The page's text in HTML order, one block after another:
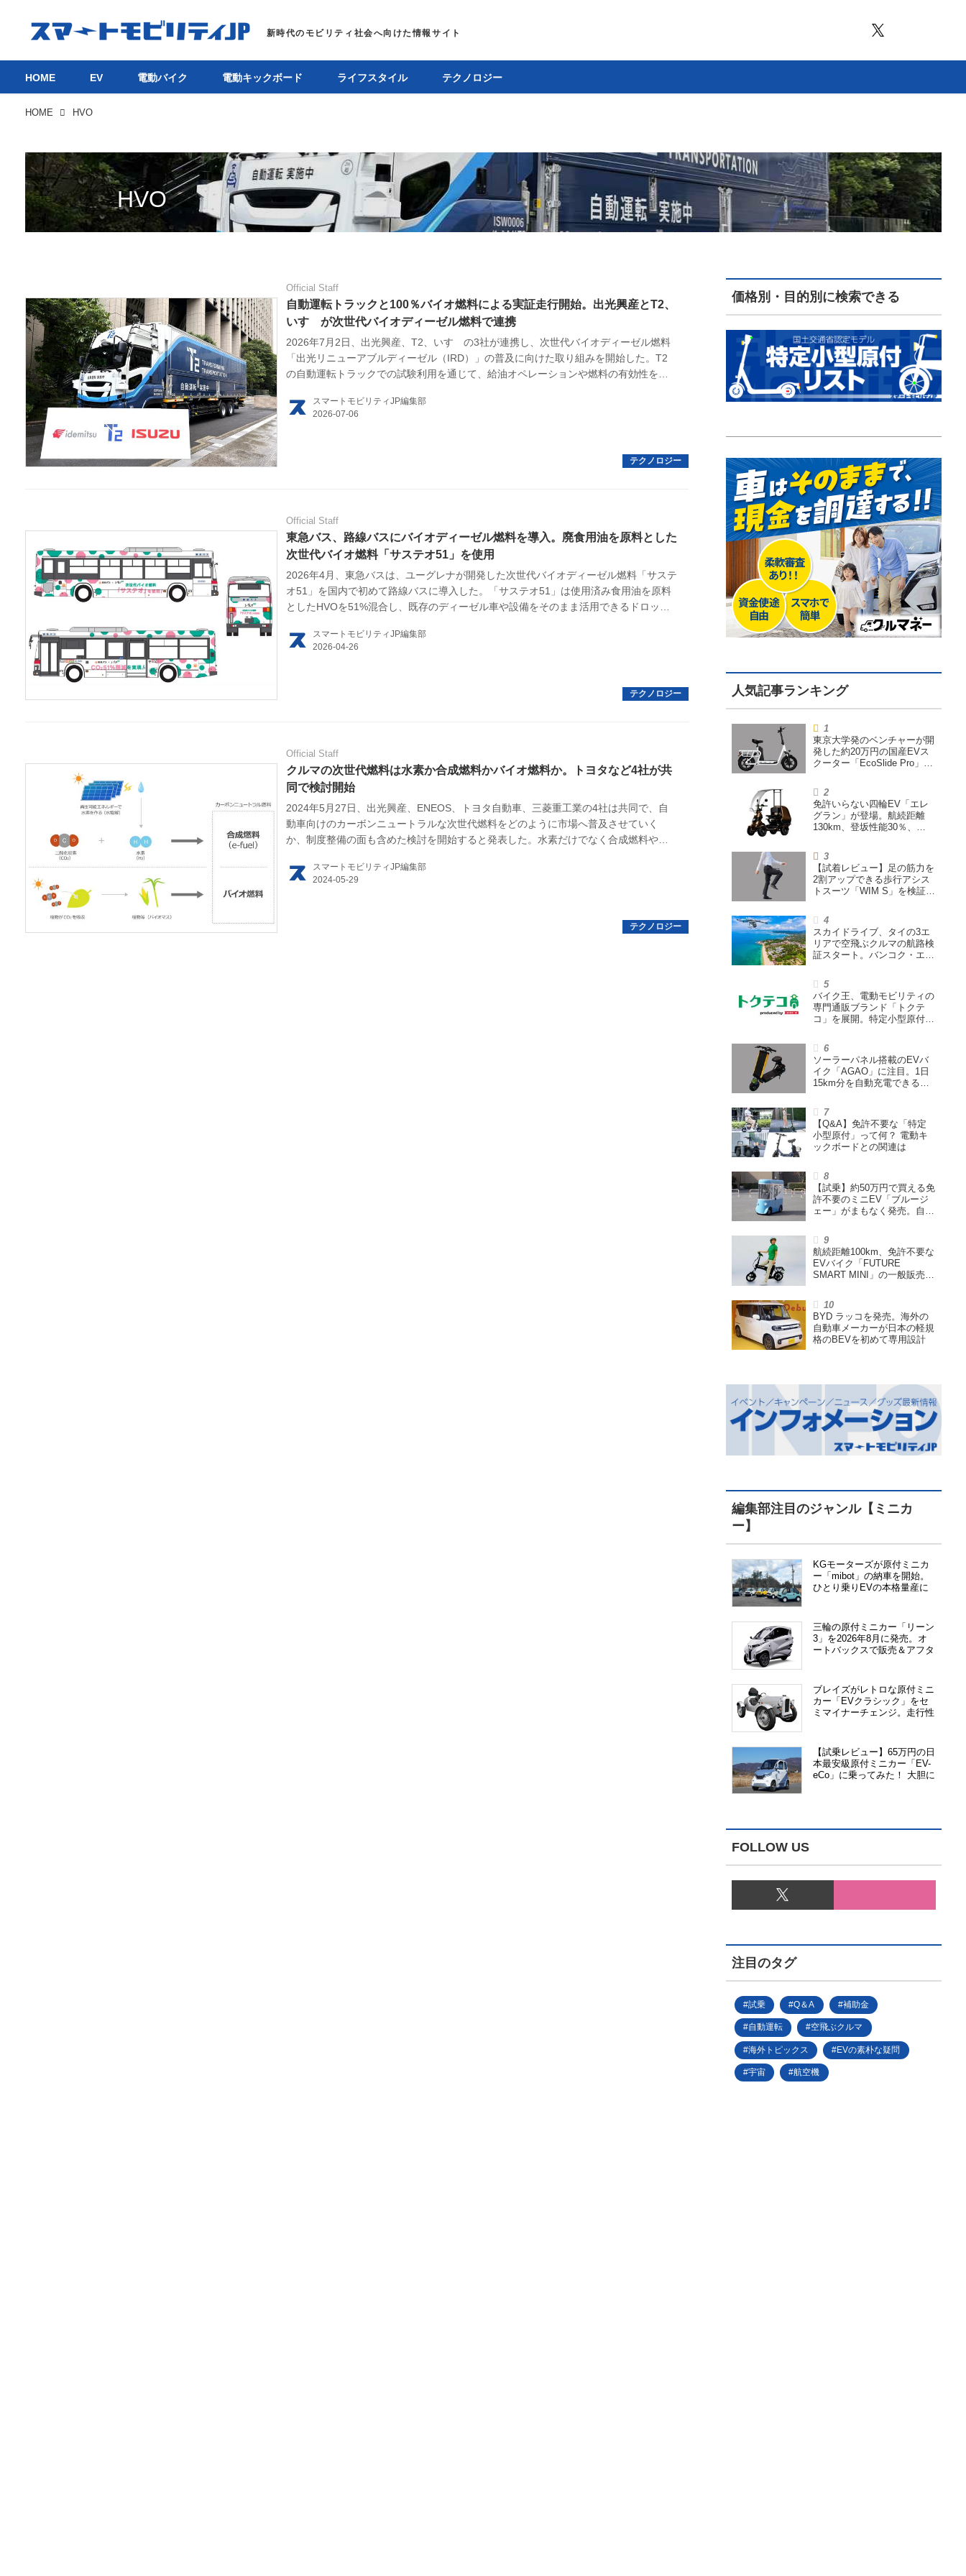
HOME
EV
テクノロジー
このメディアについて
運営会社
利用規約
お問い合せ
広告掲載について
HOME EV 電動バイク 電動キックボード ライフスタイル テクノロジー
HOME HVO
HVO
Official Staff
自動運転トラックと100％バイオ燃料による実証走行開始。出光興産とT2、
いすゞが次世代バイオディーゼル燃料で連携
2026年7月2日、出光興産、T2、いすゞの3社が連携し、次世代バイオディーゼル燃料
「出光リニューアブルディーゼル（IRD）」の普及に向けた取り組みを開始した。T2
の自動運転トラックでの試験利用を通じて、給油オペレーションや燃料の有効性を検
スマートモビリティJP編集部
Official Staff
東急バス、路線バスにバイオディーゼル燃料を導入。廃食用油を原料とした
次世代バイオ燃料「サステオ51」を使用
2026年4月、東急バスは、ユーグレナが開発した次世代バイオディーゼル燃料「サステ
オ51」を国内で初めて路線バスに導入した。「サステオ51」は使用済み食用油を原料
としたHVOを51%混合し、既存のディーゼル車や設備をそのまま活用できるドロップ
スマートモビリティJP編集部
Official Staff
クルマの次世代燃料は水素か合成燃料かバイオ燃料か。トヨタなど4社が共
同で検討開始
2024年5月27日、出光興産、ENEOS、トヨタ自動車、三菱重工業の4社は共同で、自
動車向けのカーボンニュートラルな次世代燃料をどのように市場へ普及させていく
か、制度整備の面も含めた検討を開始すると発表した。水素だけでなく合成燃料やバ
に近づけていくという。
スマートモビリティJP編集部
価格別・目的別に検索できる
東京大学発のベンチャーが開
発した約20万円の国産EVス
クーター「EcoSlide Pro」が
免許いらない四輪EV「エレ
グラン」が登場。航続距離
130km、登坂性能30％、
備えた特定小型原付
【試着レビュー】足の筋力を
2割アップできる歩行アシス
トスーツ「WIM S」を検証。
も言われる理由を探る
スカイドライブ、タイの3エ
リアで空飛ぶクルマの航路検
証スタート。バンコク・エア
指す
バイク王、電動モビリティの
専門通販ブランド「トクテ
コ」を展開。特定小型原付や
ソーラーパネル搭載のEVバ
イク「AGAO」に注目。1日
15km分を自動充電できる
【Q&A】免許不要な「特定
小型原付」って何？ 電動キ
ックボードとの関連は
【試乗】約50万円で買える免
許不要のミニEV「ブルージ
ェー」がまもなく発売。自転
小型原付で、FCEVモデルも
展開
航続距離100km、免許不要な
EVバイク「FUTURE
SMART MINI」の一般販売ス
BYD ラッコを発売。海外の
自動車メーカーが日本の軽規
格のBEVを初めて専用設計
編集部注目のジャンル【ミニカ
ー】
KGモーターズが原付ミニカ
ー「mibot」の納車を開始。
ひとり乗りEVの本格量産に
三輪の原付ミニカー「リーン
3」を2026年8月に発売。オ
ートバックスで販売＆アフタ
ブレイズがレトロな原付ミニ
カー「EVクラシック」をセ
ミマイナーチェンジ。走行性
【試乗レビュー】65万円の日
本最安級原付ミニカー「EV-
eCo」に乗ってみた！ 大胆に
FOLLOW US
注目のタグ
試乗 Q＆A 補助金
自動運転 空飛ぶクルマ
海外トピックス EVの素朴な疑問
宇宙 航空機